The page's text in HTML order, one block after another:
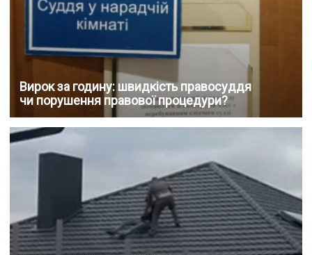
Вирок за годину: швидкість правосуддя
чи порушення правової процедури?